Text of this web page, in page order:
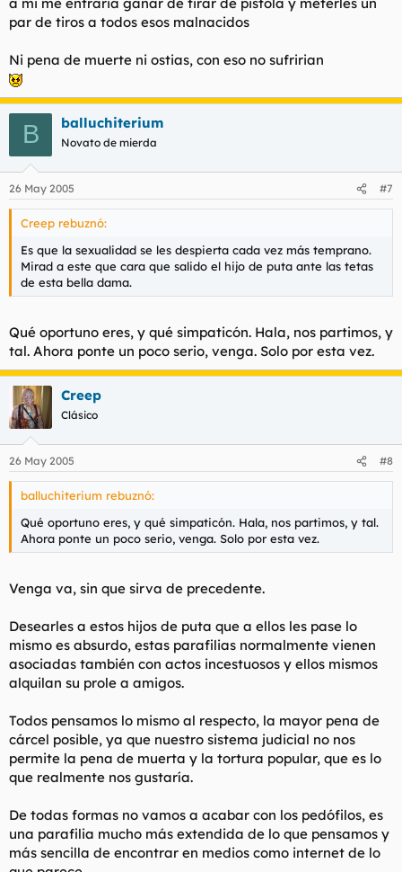
par de tiros a todos esos malnacidos
Ni pena de muerte ni ostias, con eso no sufririan
B balluchiterium
Novato de mierda
26 May 2005 #7
Creep rebuznó:
Es que la sexualidad se les despierta cada vez más temprano.
Mirad a este que cara que salido el hijo de puta ante las tetas
de esta bella dama.
Qué oportuno eres, y qué simpaticón. Hala, nos partimos, y
tal. Ahora ponte un poco serio, venga. Solo por esta vez.
Creep
Clásico
26 May 2005 #8
balluchiterium rebuznó:
Qué oportuno eres, y qué simpaticón. Hala, nos partimos, y tal.
Ahora ponte un poco serio, venga. Solo por esta vez.
Venga va, sin que sirva de precedente.
Desearles a estos hijos de puta que a ellos les pase lo
mismo es absurdo, estas parafilias normalmente vienen
asociadas también con actos incestuosos y ellos mismos
alquilan su prole a amigos.
Todos pensamos lo mismo al respecto, la mayor pena de
cárcel posible, ya que nuestro sistema judicial no nos
permite la pena de muerta y la tortura popular, que es lo
que realmente nos gustaría.
De todas formas no vamos a acabar con los pedófilos, es
una parafilia mucho más extendida de lo que pensamos y
más sencilla de encontrar en medios como internet de lo